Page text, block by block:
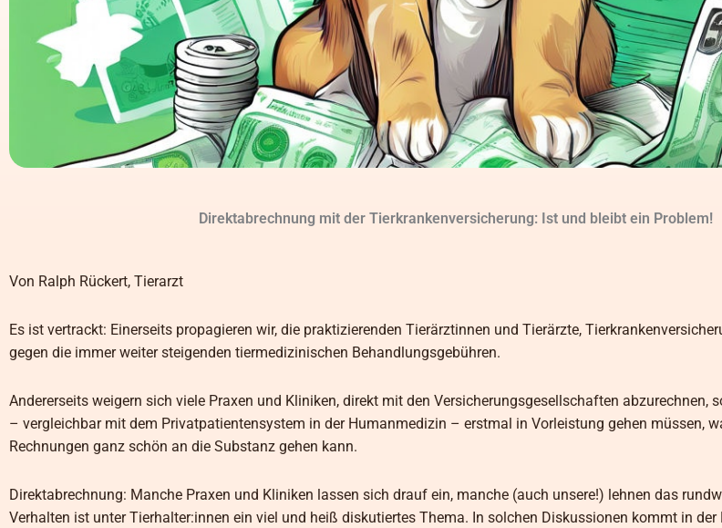
Direktabrechnung mit der Tierkrankenversicherung: Ist und bleibt ein Problem!
Von Ralph Rückert, Tierarzt
Es ist vertrackt: Einerseits propagieren wir, die praktizierenden Tierärztinnen und Tierärzte,
gegen die immer weiter steigenden tiermedizinischen Behandlungsgebühren.
Andererseits weigern sich viele Praxen und Kliniken, direkt mit den Versicherungsgesellschaften abzurechnen,
– vergleichbar mit dem Privatpatientensystem in der Humanmedizin – erstmal in Vorleistung gehen müssen,
Rechnungen ganz schön an die Substanz gehen kann.
Direktabrechnung: Manche Praxen und Kliniken lassen sich drauf ein, manche (auch unsere!) lehnen das
Verhalten ist unter Tierhalter:innen ein viel und heiß diskutiertes Thema. In solchen Diskussionen kommt in der